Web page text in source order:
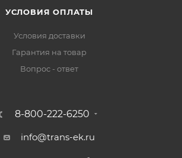
УСЛОВИЯ ОПЛАТЫ
Условия доставки
Гарантия на товар
Вопрос - ответ
8-800-222-6250
info@trans-ek.ru